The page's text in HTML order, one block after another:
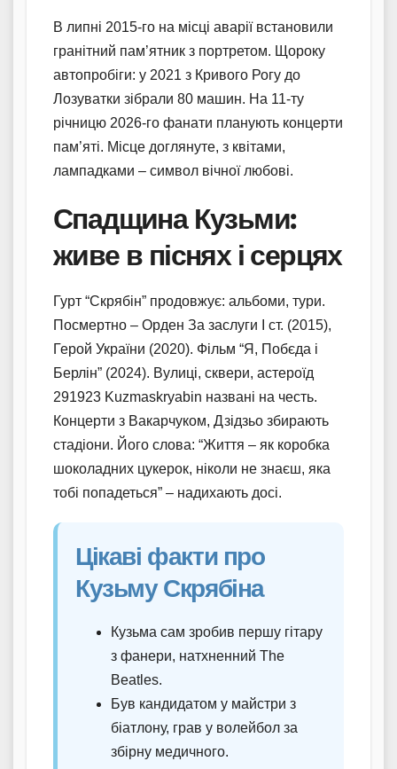
В липні 2015-го на місці аварії встановили
гранітний пам’ятник з портретом. Щороку
автопробіги: у 2021 з Кривого Рогу до
Лозуватки зібрали 80 машин. На 11-ту
річницю 2026-го фанати планують концерти
пам’яті. Місце доглянуте, з квітами,
лампадками – символ вічної любові.
Спадщина Кузьми:
живе в піснях і серцях
Гурт “Скрябін” продовжує: альбоми, тури.
Посмертно – Орден За заслуги І ст. (2015),
Герой України (2020). Фільм “Я, Побєда і
Берлін” (2024). Вулиці, сквери, астероїд
291923 Kuzmaskryabin названі на честь.
Концерти з Вакарчуком, Дзідзьо збирають
стадіони. Його слова: “Життя – як коробка
шоколадних цукерок, ніколи не знаєш, яка
тобі попадеться” – надихають досі.
Цікаві факти про
Кузьму Скрябіна
Кузьма сам зробив першу гітару
з фанери, натхненний The
Beatles.
Був кандидатом у майстри з
біатлону, грав у волейбол за
збірну медичного.